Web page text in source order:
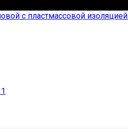
с пластмассовой изоляцией